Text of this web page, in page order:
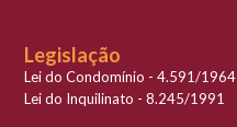
Legislação
Lei do Condomínio - 4.591/1964
Lei do Inquilinato - 8.245/1991